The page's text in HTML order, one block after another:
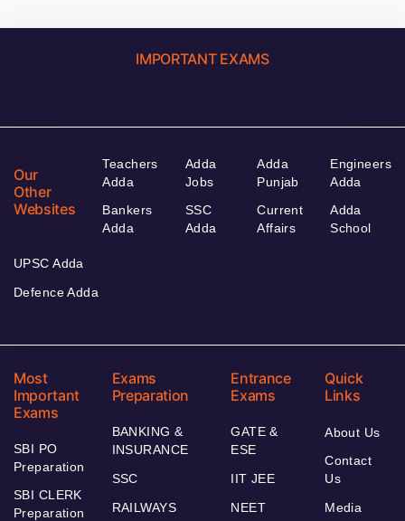
IMPORTANT EXAMS
Our
Other
Websites
Teachers
Adda
Bankers
Adda
Adda
Jobs
SSC
Adda
Adda
Punjab
Current
Affairs
Engineers
Adda
Adda
School
UPSC Adda
Defence Adda
Most
Important
Exams
SBI PO
Preparation
SBI CLERK
Preparation
Exams
Preparation
BANKING &
INSURANCE
SSC
RAILWAYS
Entrance
Exams
GATE &
ESE
IIT JEE
NEET
Quick
Links
About Us
Contact
Us
Media